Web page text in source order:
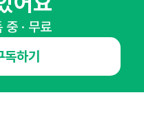
인사이터 신청
· 무료
하기